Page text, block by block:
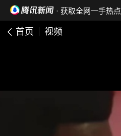
· 获取全网一手热点
首页 视频